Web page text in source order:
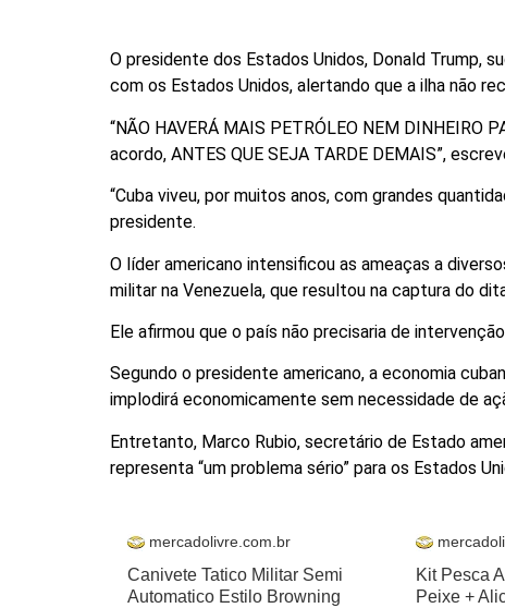
O presidente dos Estados Unidos, Donald Trump,
com os Estados Unidos, alertando que a ilha não
“NÃO HAVERÁ MAIS PETRÓLEO NEM
acordo, ANTES QUE SEJA TARDE DEMAIS”,
“Cuba viveu, por muitos anos, com grandes
presidente.
O líder americano intensificou as ameaças a
militar na Venezuela, que resultou na captura do
Ele afirmou que o país não precisaria de
Segundo o presidente americano, a economia
implodirá economicamente sem necessidade de
Entretanto, Marco Rubio, secretário de Estado
representa “um problema sério” para os Estados
mercadolivre.com.br
Canivete Tatico Militar Semi
Automatico Estilo Browning
Kit Pesca
Peixe +